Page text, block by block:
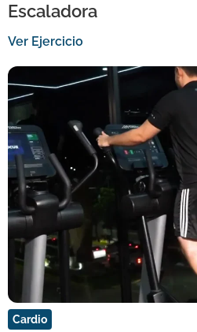
Escaladora
Ver Ejercicio
Cardio